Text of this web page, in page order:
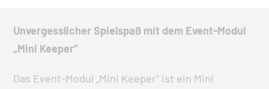
Unvergesslicher Spielspaß mit dem Event-Modul
„Mini Keeper“
Das Event-Modul „Mini Keeper“ ist ein Mini